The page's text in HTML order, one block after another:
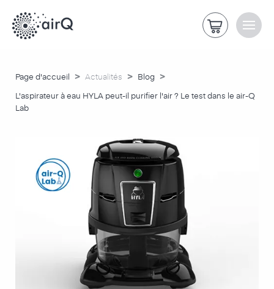
Page d'accueil > Actualités > Blog >
L'aspirateur à eau HYLA peut-il purifier l'air ? Le test dans le air-Q
Lab